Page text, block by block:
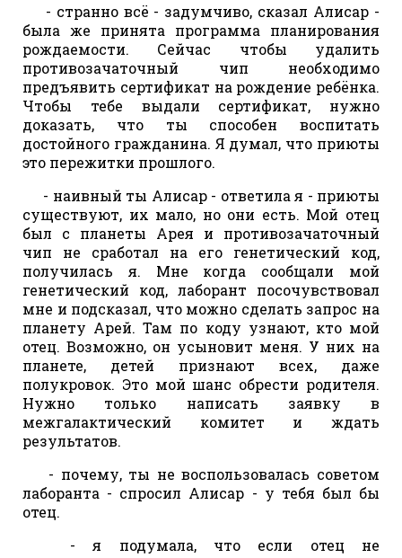
- странно всё - задумчиво, сказал Алисар -
была же принята программа планирования
рождаемости. Сейчас чтобы удалить
противозачаточный чип необходимо
предъявить сертификат на рождение ребёнка.
Чтобы тебе выдали сертификат, нужно
доказать, что ты способен воспитать
достойного гражданина. Я думал, что приюты
это пережитки прошлого.
- наивный ты Алисар - ответила я - приюты
существуют, их мало, но они есть. Мой отец
был с планеты Арея и противозачаточный
чип не сработал на его генетический код,
получилась я. Мне когда сообщали мой
генетический код, лаборант посочувствовал
мне и подсказал, что можно сделать запрос на
планету Арей. Там по коду узнают, кто мой
отец. Возможно, он усыновит меня. У них на
планете, детей признают всех, даже
полукровок. Это мой шанс обрести родителя.
Нужно только написать заявку в
межгалактический комитет и ждать
результатов.
- почему, ты не воспользовалась советом
лаборанта - спросил Алисар - у тебя был бы
отец.
- я подумала, что если отец не